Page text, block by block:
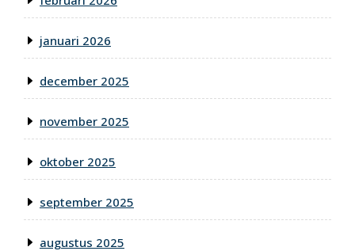
januari 2026
december 2025
november 2025
oktober 2025
september 2025
augustus 2025